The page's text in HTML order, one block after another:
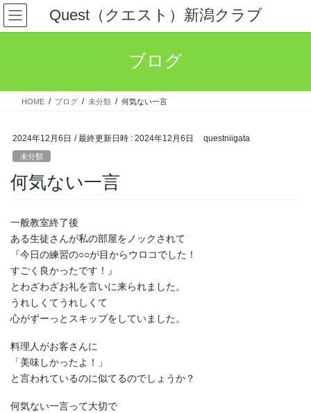
コ
ン
テ
ス
ナ
ビ
ゲ
ン
Quest（クエスト）新潟クラブ
ブログ
HOME ブログ 未分類 何気ない一言
2024年12月6日 / 最終更新日時 : 2024年12月6日 questniigata
未分類
何気ない一言
一般教室終了後
ある生徒さんが私の部屋をノックされて
『今日の練習の○○が目からウロコでした！
すごく良かったです！』
とわざわざお礼を言いに来られました。
うれしくてうれしくて
心がずーっとスキップをしていました。
料理人がお客さんに
「美味しかったよ！」
と言われているのに似てるのでしょうか？
何気ない一言って大切で